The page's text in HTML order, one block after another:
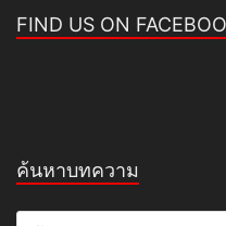
FIND US ON
ค้นหาบทความ